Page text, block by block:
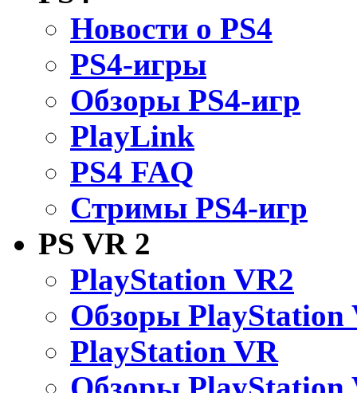
Новости о PS4
PS4-игры
Обзоры PS4-игр
PlayLink
PS4 FAQ
Стримы PS4-игр
PS VR 2
PlayStation VR2
Обзоры PlayStation
PlayStation VR